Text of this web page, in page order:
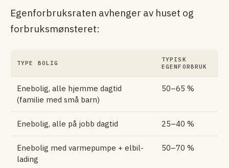
Egenforbruksraten avhenger av huset og
forbruksmønsteret:
TYPE BOLIG
TYPISK
EGENFORBRUK
Enebolig, alle hjemme dagtid
(familie med små barn)
50–65 %
Enebolig, alle på jobb dagtid 25–40 %
Enebolig med varmepumpe + elbil-
lading
50–70 %